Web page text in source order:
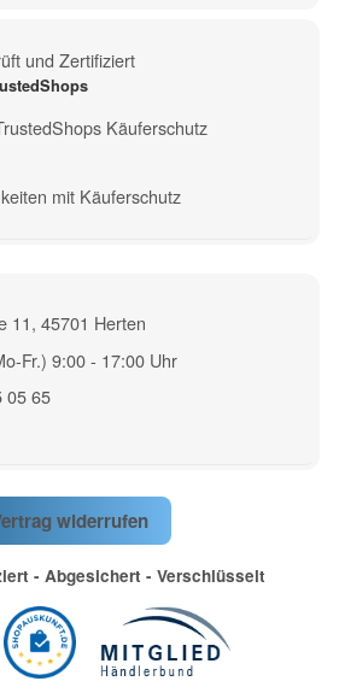
11, 45701 Herten
Fr.) 9:00 - 17:00 Uhr
05 65
und Zertifiziert
Käuferschutz
mit Käuferschutz
widerrufen
- Abgesichert - Verschlüsselt